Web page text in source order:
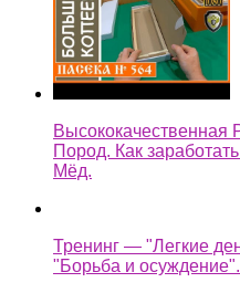
Высококачественная
Пород. Как
Мёд.
Тренинг — "Легкие
"Борьба и